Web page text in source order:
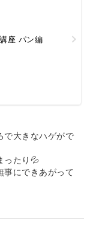
座 パン編
で大きなハゲがで
ったり💦
事にできあがって